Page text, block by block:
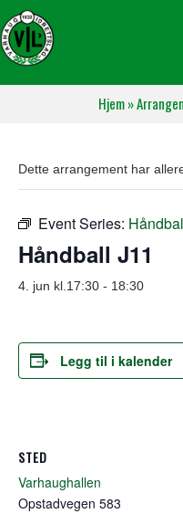
Hjem»
Dette arrangement har
Event Series:
Håndball J11
4. jun kl.17:30 - 18:30
Legg til i kalender
STED
Varhaughallen
Opstadvegen 583